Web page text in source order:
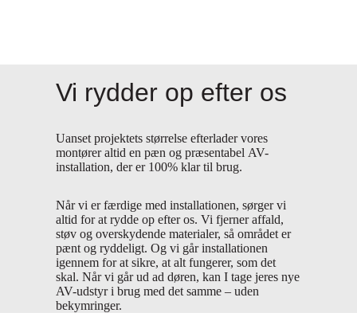
Vi rydder op efter os
Uanset projektets størrelse efterlader vores
montører altid en pæn og præsentabel AV-
installation, der er 100% klar til brug.
Når vi er færdige med installationen, sørger vi
altid for at rydde op efter os. Vi fjerner affald,
støv og overskydende materialer, så området er
pænt og ryddeligt. Og vi går installationen
igennem for at sikre, at alt fungerer, som det
skal. Når vi går ud ad døren, kan I tage jeres nye
AV-udstyr i brug med det samme – uden
bekymringer.